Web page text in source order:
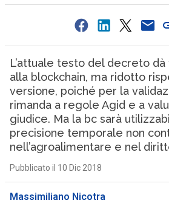
L’attuale testo del decreto
alla blockchain, ma ridotto
versione, poiché per la
rimanda a regole Agid e a
giudice. Ma la bc sarà
precisione temporale non
nell’agroalimentare e nel
Pubblicato il 10 Dic 2018
Massimiliano Nicotra